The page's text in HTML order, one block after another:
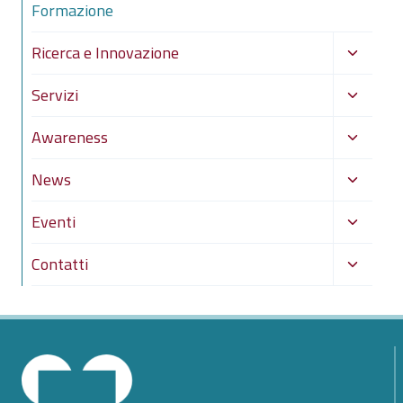
Formazione
Ricerca e Innovazione
Alterna
figlio
Servizi
Alterna
figlio
Awareness
Alterna
figlio
News
Alterna
figlio
Eventi
Alterna
figlio
Contatti
Alterna
figlio